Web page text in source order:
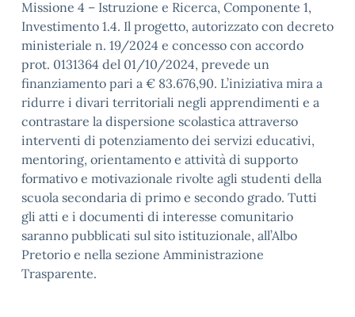
Missione 4 – Istruzione e Ricerca, Componente 1,
Investimento 1.4. Il progetto, autorizzato con decreto
ministeriale n. 19/2024 e concesso con accordo
prot. 0131364 del 01/10/2024, prevede un
finanziamento pari a € 83.676,90. L’iniziativa mira a
ridurre i divari territoriali negli apprendimenti e a
contrastare la dispersione scolastica attraverso
interventi di potenziamento dei servizi educativi,
mentoring, orientamento e attività di supporto
formativo e motivazionale rivolte agli studenti della
scuola secondaria di primo e secondo grado. Tutti
gli atti e i documenti di interesse comunitario
saranno pubblicati sul sito istituzionale, all’Albo
Pretorio e nella sezione Amministrazione
Trasparente.